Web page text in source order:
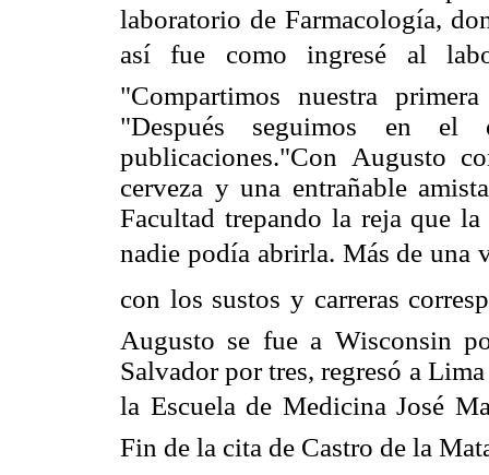
laboratorio de Farmacología,
así fue como ingresé al
"Compartimos nuestra
"Después seguimos en el
publicaciones."Con Augusto
cerveza y una entrañable
Facultad trepando la reja que
nadie podía abrirla. Más de
con los sustos y carreras
Augusto se fue a Wisconsin
Salvador por tres, regresó a
la Escuela de Medicina José
Fin de la cita de Castro de la